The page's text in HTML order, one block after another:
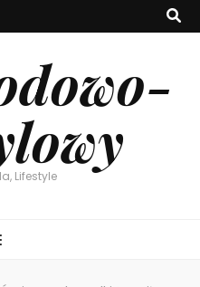
Lifestyle